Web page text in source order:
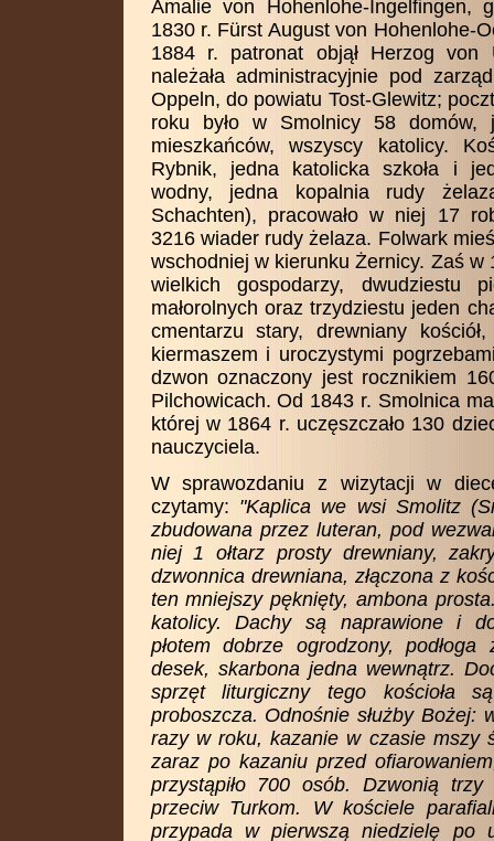
Amalie von Hohenlohe-
1830 r. Fürst August von Hohenlohe-
1884 r. patronat objął Herzog
należała administracyjnie pod
Oppeln, do powiatu Tost-Glewitz;
roku było w Smolnicy 58 domów,
mieszkańców, wszyscy katolicy.
Rybnik, jedna katolicka szkoła i
wodny, jedna kopalnia rudy
Schachten), pracowało w niej 17
3216 wiader rudy żelaza. Folwark
wschodniej w kierunku Żernicy. Zaś w
wielkich gospodarzy, dwudziestu
małorolnych oraz trzydziestu jeden
cmentarzu stary, drewniany
kiermaszem i uroczystymi
dzwon oznaczony jest rocznikiem
Pilchowicach. Od 1843 r. Smolnica
której w 1864 r. uczęszczało 130
nauczyciela.
W sprawozdaniu z wizytacji w
czytamy: "Kaplica we wsi Smolitz
zbudowana przez luteran, pod
niej 1 ołtarz prosty drewniany,
dzwonnica drewniana, złączona z
ten mniejszy pęknięty, ambona
katolicy. Dachy są naprawione i
płotem dobrze ogrodzony,
desek, skarbona jedna wewnątrz.
sprzęt liturgiczny tego kościoła
proboszcza. Odnośnie służby Bożej:
razy w roku, kazanie w czasie mszy
zaraz po kazaniu przed
przystąpiło 700 osób. Dzwonią
przeciw Turkom. W kościele
przypada w pierwszą niedzielę po